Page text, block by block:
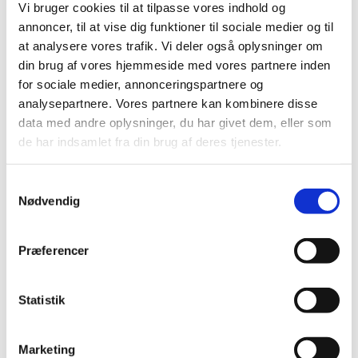
Vi bruger cookies til at tilpasse vores indhold og
annoncer, til at vise dig funktioner til sociale medier og til
at analysere vores trafik. Vi deler også oplysninger om
din brug af vores hjemmeside med vores partnere inden
for sociale medier, annonceringspartnere og
analysepartnere. Vores partnere kan kombinere disse
data med andre oplysninger, du har givet dem, eller som
de har indsamlet fra din brug af deres tjenester.
Nødvendig
Præferencer
Statistik
Marketing
Bestsælgende varer i Akvariearmaturer
Spar 11%